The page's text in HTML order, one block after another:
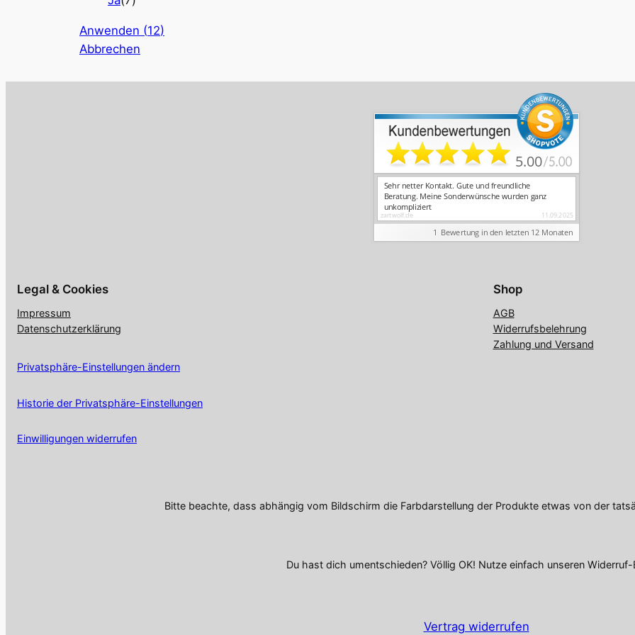
Anwenden (12)
Abbrechen
Legal & Cookies
Impressum
Datenschutzerklärung
Privatsphäre-Einstellungen ändern
Historie der Privatsphäre-Einstellungen
Einwilligungen widerrufen
Shop
AGB
Widerrufsbelehrung
Zahlung und Versand
Bitte beachte, dass abhängig vom Bildschirm die Farbdarstellung der Produkte etwas von der
Du hast dich umentschieden? Völlig OK! Nutze einfach unseren
Vertrag widerrufen